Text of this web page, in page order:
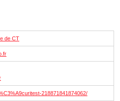
de CT
218871841874062/